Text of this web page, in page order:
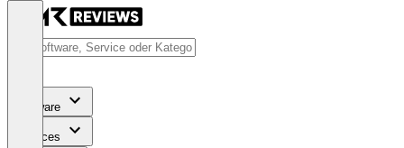
Software
Services